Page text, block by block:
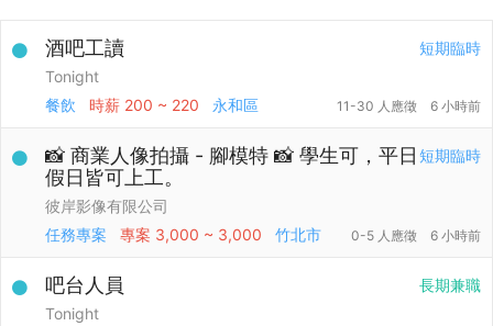
短期臨時
酒吧工讀
Tonight
餐飲
時薪 200 ~ 220 永和區 11-30 人應徵 6 小時前
短期臨時
📸 商業人像拍攝 - 腳模特 📸 學生可，平日
假日皆可上工。
彼岸影像有限公司
任務專案
專案 3,000 ~ 3,000 竹北市 0-5 人應徵 6 小時前
長期兼職
吧台人員
Tonight